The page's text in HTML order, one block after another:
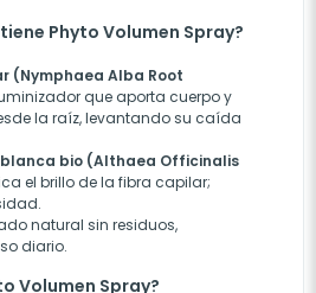
Phyto Volumen Spray?
(Nymphaea Alba Root
que aporta cuerpo y
la raíz, levantando su caída
bio (Althaea Officinalis
el brillo de la fibra capilar;
natural sin residuos,
diario.
Volumen Spray?